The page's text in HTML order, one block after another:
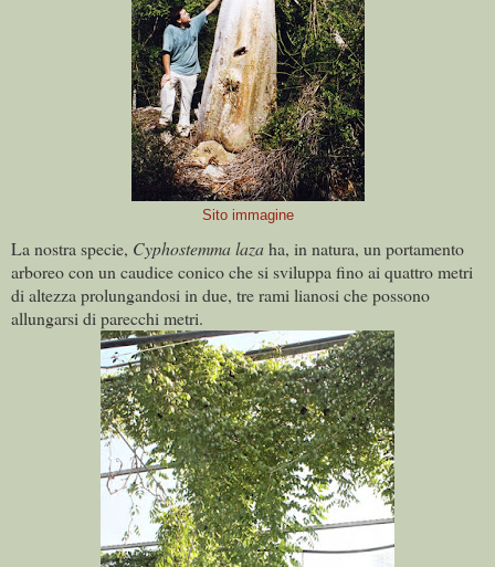
Sito immagine
La nostra specie, Cyphostemma lazaha, in natura, un portamento
arboreo con un caudice conico che si sviluppa fino ai quattro metri
di altezza prolungandosi in due, tre rami lianosi che possono
allungarsi di parecchi metri.